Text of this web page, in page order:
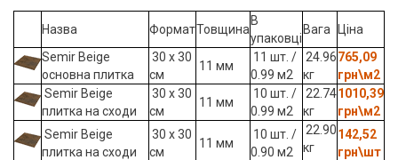
Назва ФорматТовщина
В
упаковці
Вага
Ціна
Semir Beige
основна плитка
30 x 30
см
11 мм
11 шт. /
0.99 м2
24.96
кг
765,09
грн\м2
Semir Beige
плитка на сходи
30 x 30
см
11 мм
10 шт. /
0.99 м2
22.74
кг
1010,39
грн\м2
Semir Beige
плитка на сходи
30 x 30
см
11 мм
10 шт. /
0.90 м2
22.90
кг
142,52
грн\шт